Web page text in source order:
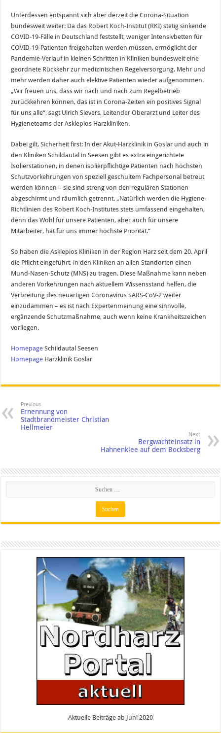
Unterdessen entspannt sich aber derzeit die Corona-Situation
bundesweit weiter: Da das Robert Koch-Institut (RKI) stetig sinkende
COVID-19-Fälle in Deutschland feststellt, weniger Intensivbetten für
COVID-19-Patienten freigehalten werden müssen, ermöglicht der
Pandemie-Verlauf in kleinen Schritten in Kliniken bundesweit eine
geordnete Rückkehr zur medizinischen Regelversorgung. Mehr und
mehr werden daher auch elektive Patienten wieder aufgenommen.
„Wir freuen uns, dass wir nach und nach zum Regelbetrieb
zurückkehren können, das ist in Corona-Zeiten ein positives Signal
für uns alle“, sagt Ulrich Sievers, Leitender Oberarzt und Leiter des
Hygieneteams der Asklepios Harzkliniken.
Dabei gilt, Sicherheit first: In der Akut-Harzklinik in Goslar und auch in
den Kliniken Schildautal in Seesen gibt es extra eingerichtete
Isolierstationen, in denen isolierpflichtige Patienten nach höchsten
Schutzvorkehrungen von speziell geschultem Fachpersonal betreut
werden können – sie sind streng von den regulären Stationen
abgeschirmt und räumlich getrennt. „Natürlich werden die Hygiene-
Richtlinien des Robert Koch-Institutes stets umfassend eingehalten,
denn das Wohl für unsere Patienten, aber auch für unsere
Mitarbeiter, hat für uns immer höchste Priorität.“
So haben die Asklepios Kliniken in der Region Harz seit dem 20. April
die Pflicht eingeführt, in den Kliniken an allen Standorten einen
Mund-Nasen-Schutz (MNS) zu tragen. Diese Maßnahme kann neben
anderen Vorkehrungen nach aktuellem Wissensstand helfen, die
Verbreitung des neuartigen Coronavirus SARS-CoV-2 weiter
einzudämmen – es ist nach Expertenmeinung eine sinnvolle,
ergänzende Schutzmaßnahme, auch wenn keine Krankheitszeichen
vorliegen.
Homepage Schildautal Seesen
Homepage Harzklinik Goslar
Previous
Ernennung von
Stadtbrandmeister Christian
Hellmeier
Next
Bergwachteinsatz in
Hahnenklee auf dem Bocksberg
Aktuelle Beiträge ab Juni 2020